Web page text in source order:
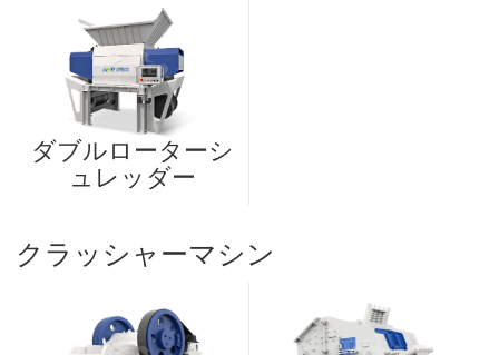
ダブルローターシ
ュレッダー
クラッシャーマシン